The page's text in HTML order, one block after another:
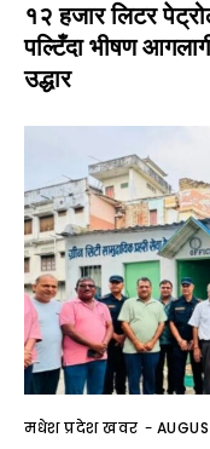
१२ हजार लिटर
पल्टिँदा भीषण
उद्धार
मधेश प्रदेश खवर -